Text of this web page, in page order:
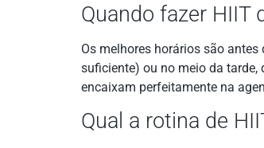
Quando fazer HIIT
Os melhores horários são
suficiente) ou no meio da tarde,
encaixam perfeitamente na
Qual a rotina de